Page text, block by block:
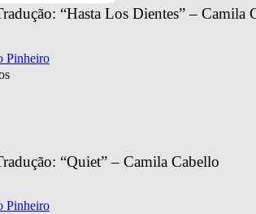
“Hasta Los Dientes” – Camila
Pinheiro
“Quiet” – Camila Cabello
Pinheiro